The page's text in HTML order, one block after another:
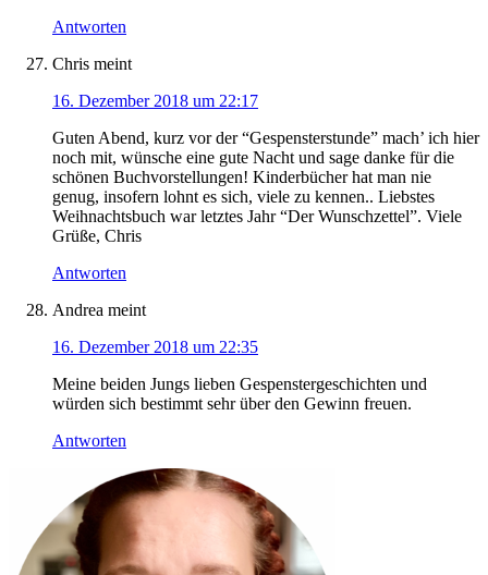
Antworten
Chris meint
16. Dezember 2018 um 22:17
Guten Abend, kurz vor der “Gespensterstunde” mach’ ich hier
noch mit, wünsche eine gute Nacht und sage danke für die
schönen Buchvorstellungen! Kinderbücher hat man nie
genug, insofern lohnt es sich, viele zu kennen.. Liebstes
Weihnachtsbuch war letztes Jahr “Der Wunschzettel”. Viele
Grüße, Chris
Antworten
Andrea meint
16. Dezember 2018 um 22:35
Meine beiden Jungs lieben Gespenstergeschichten und
würden sich bestimmt sehr über den Gewinn freuen.
Antworten
Sidebar